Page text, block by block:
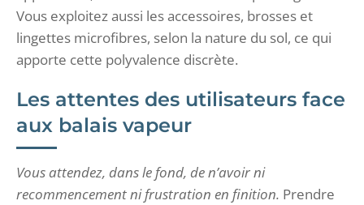
Vous exploitez aussi les accessoires, brosses et
lingettes microfibres, selon la nature du sol, ce qui
apporte cette polyvalence discrète.
Les attentes des utilisateurs face
aux balais vapeur
Vous attendez, dans le fond, de n’avoir ni
recommencement ni frustration en finition. Prendre